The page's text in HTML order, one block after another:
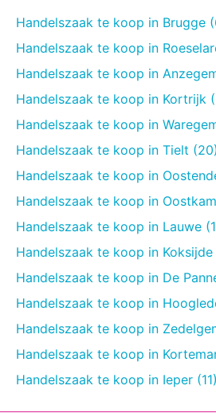
Handelszaak te koop in Brugge
Handelszaak te koop in
Handelszaak te koop in
Handelszaak te koop in Kortrijk
Handelszaak te koop in
Handelszaak te koop in Tielt (20)
Handelszaak te koop in
Handelszaak te koop in
Handelszaak te koop in Lauwe
Handelszaak te koop in Koksijde
Handelszaak te koop in De
Handelszaak te koop in
Handelszaak te koop in
Handelszaak te koop in
Handelszaak te koop in Ieper (11)